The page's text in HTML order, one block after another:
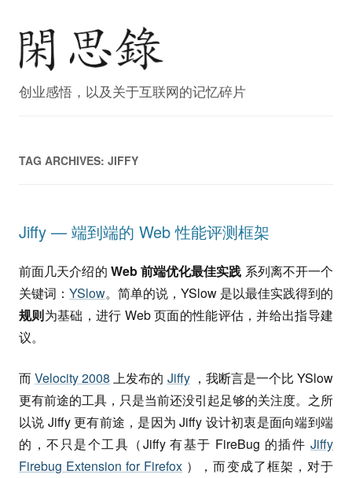
创业感悟，以及关于互联网的记忆碎片
TAG ARCHIVES: JIFFY
Jiffy — 端到端的 Web 性能评测框架
前面几天介绍的 Web 前端优化最佳实践 系列离不开一个
关键词： YSlow。简单的说，YSlow 是以最佳实践得到的
规则为基础，进行 Web 页面的性能评估，并给出指导建
议。
而Velocity 2008 上发布的 Jiffy，我断言是一个比 YSlow
更有前途的工具，只是当前还没引起足够的关注度。之所
以说 Jiffy 更有前途，是因为 Jiffy 设计初衷是面向端到端
的，不只是个工具（Jiffy 有基于 FireBug 的插件 Jiffy
Firebug Extension for Firefox ），而变成了框架，对于